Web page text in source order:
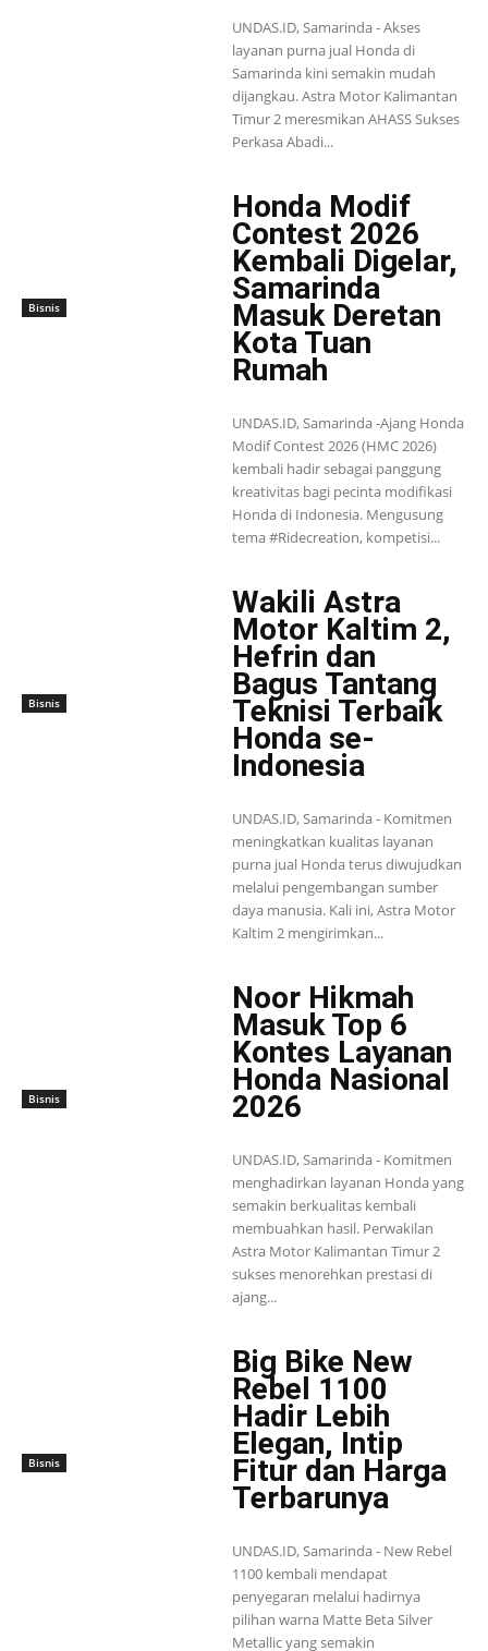
UNDAS.ID, Samarinda - Akses
layanan purna jual Honda di
Samarinda kini semakin mudah
dijangkau. Astra Motor Kalimantan
Timur 2 meresmikan AHASS Sukses
Perkasa Abadi...
Bisnis
Honda Modif
Contest 2026
Kembali Digelar,
Samarinda
Masuk Deretan
Kota Tuan
Rumah
UNDAS.ID, Samarinda -Ajang Honda
Modif Contest 2026 (HMC 2026)
kembali hadir sebagai panggung
kreativitas bagi pecinta modifikasi
Honda di Indonesia. Mengusung
tema #Ridecreation, kompetisi...
Bisnis
Wakili Astra
Motor Kaltim 2,
Hefrin dan
Bagus Tantang
Teknisi Terbaik
Honda se-
Indonesia
UNDAS.ID, Samarinda - Komitmen
meningkatkan kualitas layanan
purna jual Honda terus diwujudkan
melalui pengembangan sumber
daya manusia. Kali ini, Astra Motor
Kaltim 2 mengirimkan...
Bisnis
Noor Hikmah
Masuk Top 6
Kontes Layanan
Honda Nasional
2026
UNDAS.ID, Samarinda - Komitmen
menghadirkan layanan Honda yang
semakin berkualitas kembali
membuahkan hasil. Perwakilan
Astra Motor Kalimantan Timur 2
sukses menorehkan prestasi di
ajang...
Bisnis
Big Bike New
Rebel 1100
Hadir Lebih
Elegan, Intip
Fitur dan Harga
Terbarunya
UNDAS.ID, Samarinda - New Rebel
1100 kembali mendapat
penyegaran melalui hadirnya
pilihan warna Matte Beta Silver
Metallic yang semakin